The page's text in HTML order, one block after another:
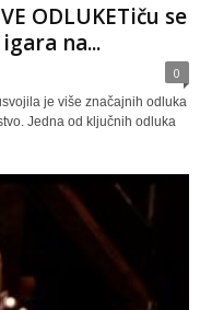
ODLUKETiču se
na...
0
je više značajnih odluka
Jedna od ključnih odluka